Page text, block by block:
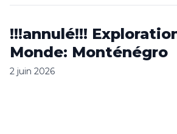
!!!annulé!!!
Monde: Monténégro
2 juin 2026